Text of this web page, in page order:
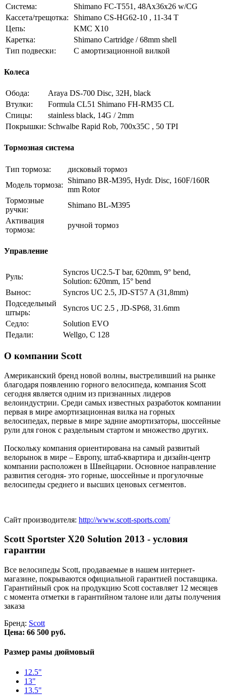
Система:
Shimano FC-T551, 48Ax36x26 w/CG
Кассета/трещотка:
Shimano CS-HG62-10 , 11-34 T
Цепь:
KMC X10
Каретка:
Shimano Cartridge / 68mm shell
Тип подвески:
С амортизационной вилкой
Колеса
Обода:
Araya DS-700 Disc, 32H, black
Втулки:
Formula CL51 Shimano FH-RM35 CL
Спицы:
stainless black, 14G / 2mm
Покрышки: Schwalbe Rapid Rob, 700x35C , 50 TPI
Тормозная система
Тип тормоза:
дисковый тормоз
Модель тормоза:
Shimano BR-M395, Hydr. Disc, 160F/160R
mm Rotor
Тормозные
ручки:
Shimano BL-M395
Активация
тормоза:
ручной тормоз
Управление
Руль:
Syncros UC2.5-T bar, 620mm, 9° bend,
Solution: 620mm, 15° bend
Вынос:
Syncros UC 2.5, JD-ST57 A (31,8mm)
Подседельный
штырь:
Syncros UC 2.5 , JD-SP68, 31.6mm
Седло:
Solution EVO
Педали:
Wellgo, C 128
О компании Scott
Американский бренд новой волны, выстреливший на рынке
благодаря появлению горного велосипеда, компания Scott
сегодня является одним из признанных лидеров
велоиндустрии. Среди самых известных разработок компании
первая в мире амортизационная вилка на горных
велосипедах, первые в мире задние амортизаторы, шоссейные
рули для гонок с раздельным стартом и множество других.
Поскольку компания ориентирована на самый развитый
велорынок в мире – Европу, штаб-квартира и дизайн-центр
компании расположен в Швейцарии. Основное направление
развития сегодня- это горные, шоссейные и прогулочные
велосипеды среднего и высших ценовых сегментов.
Сайт производителя: http://www.scott-sports.com/
Scott Sportster X20 Solution 2013 - условия
гарантии
Все велосипеды Scott, продаваемые в нашем интернет-
магазине, покрываются официальной гарантией поставщика.
Гарантийный срок на продукцию Scott составляет 12 месяцев
с момента отметки в гарантийном талоне или даты получения
заказа
Бренд: Scott
Цена: 66 500 руб.
Размер рамы дюймовый
12.5"
13"
13.5"